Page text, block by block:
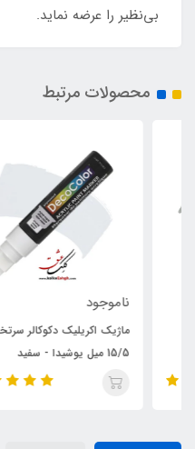
بی‌نظیر را عرضه نماید.
محصولات مرتبط
ناموجود
ماژیک اکریلیک دکوکالر سرتخت